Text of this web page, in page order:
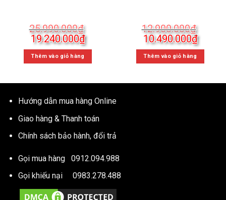
25.990.000₫
Giá
gốc
là:
19.240.000₫Giá
hiện
Thêm vào giỏ hàng
12.900.000₫
Giá
gốc
là:
10.490.000₫Giá
hiện
Thêm vào giỏ hàng
Hướng dẫn mua hàng Online
Giao hàng & Thanh toán
Chính sách bảo hành, đổi trả
Gọi mua hàng 0912.094.988
Gọi khiếu nại 0983.278.488